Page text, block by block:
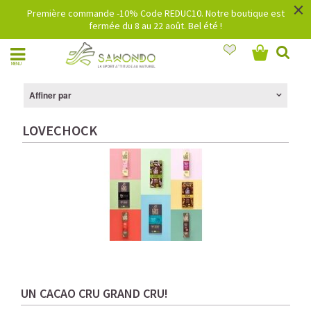
Première commande -10% Code REDUC10. Notre boutique est
fermée du 8 au 22 août. Bel été !
×
MENU
Affiner par
LOVECHOCK
UN CACAO CRU GRAND CRU!